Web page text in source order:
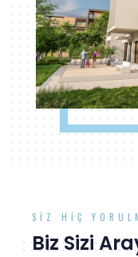
SIZ HIÇ
Biz Sizi